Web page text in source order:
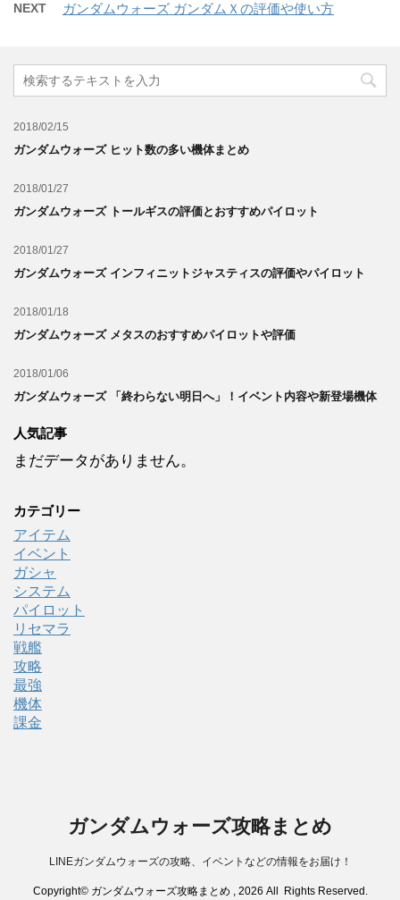
NEXT ガンダムウォーズ ガンダムＸの評価や使い方
2018/02/15
ガンダムウォーズ ヒット数の多い機体まとめ
2018/01/27
ガンダムウォーズ トールギスの評価とおすすめパイロット
2018/01/27
ガンダムウォーズ インフィニットジャスティスの評価やパイロット
2018/01/18
ガンダムウォーズ メタスのおすすめパイロットや評価
2018/01/06
ガンダムウォーズ 「終わらない明日へ」！イベント内容や新登場機体
人気記事
まだデータがありません。
カテゴリー
アイテム
イベント
ガシャ
システム
パイロット
リセマラ
戦艦
攻略
最強
機体
課金
ガンダムウォーズ攻略まとめ
LINEガンダムウォーズの攻略、イベントなどの情報をお届け！
Copyright© ガンダムウォーズ攻略まとめ , 2026 All Rights Reserved.